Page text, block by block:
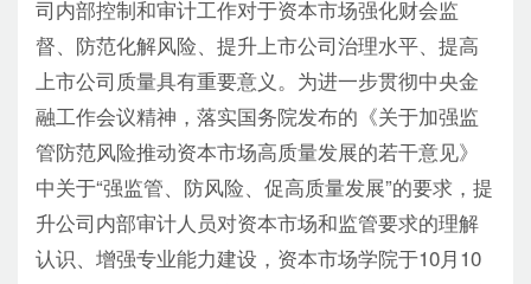
司内部控制和审计工作对于资本市场强化财会监
督、防范化解风险、提升上市公司治理水平、提高
上市公司质量具有重要意义。为进一步贯彻中央金
融工作会议精神，落实国务院发布的《关于加强监
管防范风险推动资本市场高质量发展的若干意见》
中关于“强监管、防风险、促高质量发展”的要求，提
升公司内部审计人员对资本市场和监管要求的理解
认识、增强专业能力建设，资本市场学院于10月10